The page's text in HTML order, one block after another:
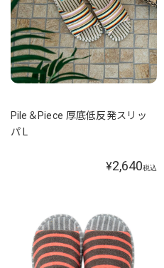
Pile＆Piece 厚底低反発スリッ
パ L
¥2,640税込